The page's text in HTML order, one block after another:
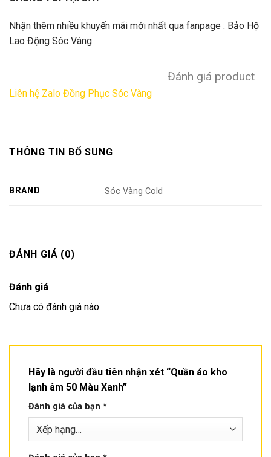
Nhận thêm nhiều khuyến mãi mới nhất qua fanpage : Bảo Hộ
Lao Động Sóc Vàng
Đánh giá product
Liên hệ Zalo Đồng Phục Sóc Vàng
THÔNG TIN BỔ SUNG
BRAND Sóc Vàng Cold
ĐÁNH GIÁ (0)
Đánh giá
Chưa có đánh giá nào.
Hãy là người đầu tiên nhận xét “Quần áo kho
lạnh âm 50 Màu Xanh”
Đánh giá của bạn *